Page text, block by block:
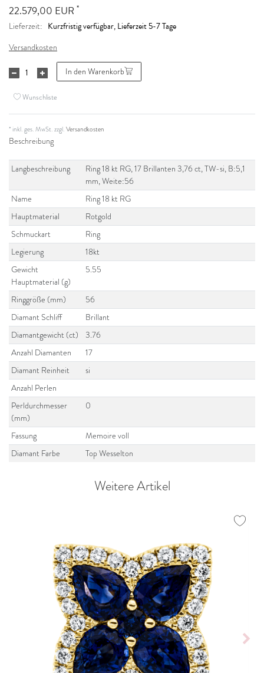
22.579,00 EUR *
Lieferzeit: Kurzfristig verfügbar, Lieferzeit 5-7 Tage
Versandkosten
In den Warenkorb
Wunschliste
* inkl. ges. MwSt. zzgl.Versandkosten
Beschreibung
Langbeschreibung
Ring 18 kt RG, 17 Brillanten 3,76 ct, TW-si, B:5,1
mm, Weite:56
Name
Ring 18 kt RG
Hauptmaterial
Rotgold
Schmuckart
Ring
Legierung
18kt
Gewicht
Hauptmaterial (g)
5.55
Ringgröße (mm)
56
Diamant Schliff
Brillant
Diamantgewicht (ct)
3.76
Anzahl Diamanten
17
Diamant Reinheit
si
Anzahl Perlen
Perldurchmesser
(mm)
0
Fassung
Memoire voll
Diamant Farbe
Top Wesselton
Weitere Artikel